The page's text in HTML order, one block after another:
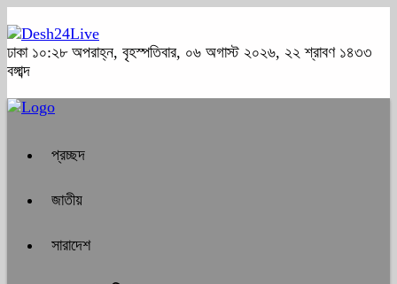
ঢাকা ১০:২৮ অপরাহ্ন, বৃহস্পতিবার, ০৬ অগাস্ট ২০২৬, ২২ শ্রাবণ ১৪৩৩
বঙ্গাব্দ
প্রচ্ছদ
জাতীয়
সারাদেশ